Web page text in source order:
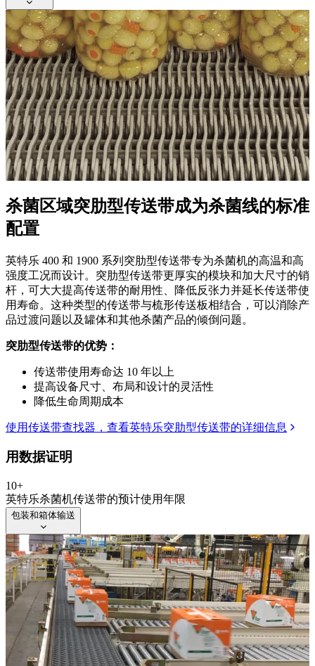
杀菌区域突肋型传送带成为杀菌线的标准
配置
英特乐 400 和 1900 系列突肋型传送带专为杀菌机的高温和高
强度工况而设计。突肋型传送带更厚实的模块和加大尺寸的销
杆，可大大提高传送带的耐用性、降低反张力并延长传送带使
用寿命。这种类型的传送带与梳形传送板相结合，可以消除产
品过渡问题以及罐体和其他杀菌产品的倾倒问题。
突肋型传送带的优势：
传送带使用寿命达 10 年以上
提高设备尺寸、布局和设计的灵活性
降低生命周期成本
使用传送带查找器，查看英特乐突肋型传送带的详细信息
用数据证明
10+
英特乐杀菌机传送带的预计使用年限
包装和箱体输送